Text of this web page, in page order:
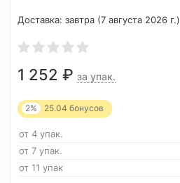
Доставка: завтра (7 августа 2026 г.)
1 252 ₽ за упак.
2% 25.04 бонусов
от 4 упак.
от 7 упак.
от 11 упак